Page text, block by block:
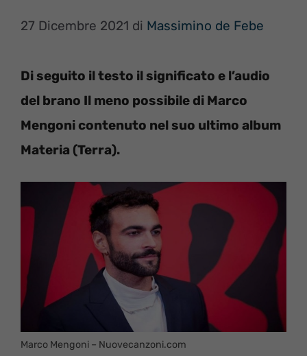
27 Dicembre 2021 di Massimino de Febe
Di seguito il testo il significato e l’audio
del brano Il meno possibile di Marco
Mengoni contenuto nel suo ultimo album
Materia (Terra).
Marco Mengoni – Nuovecanzoni.com